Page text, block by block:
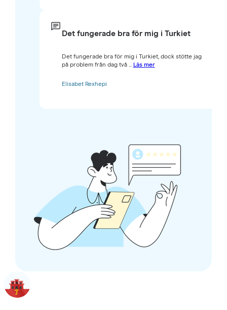
Det fungerade bra för mig i Turkiet
Det fungerade bra för mig i Turkiet, dock stötte jag
på problem från dag två ... Läs mer
Elisabet Rexhepi